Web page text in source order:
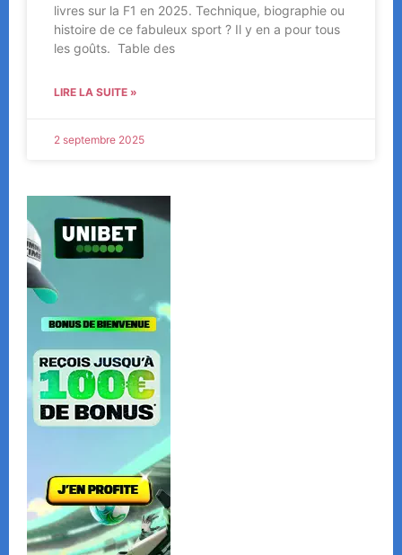
livres sur la F1 en 2025. Technique, biographie ou
histoire de ce fabuleux sport ? Il y en a pour tous
les goûts. Table des
LIRE LA SUITE »
2 septembre 2025